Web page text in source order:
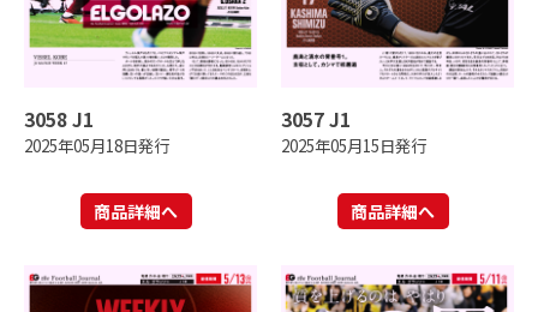
3058 J1
2025年05月18日発行
商品詳細へ
3057 J1
2025年05月15日発行
商品詳細へ